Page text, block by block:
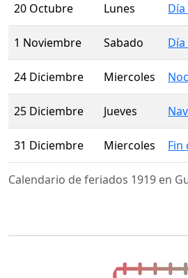
Calendario de feriados 1919 en
20 Octubre Lunes
1 Noviembre Sabado
24 Diciembre Miercoles
25 Diciembre Jueves
31 Diciembre Miercoles Fin